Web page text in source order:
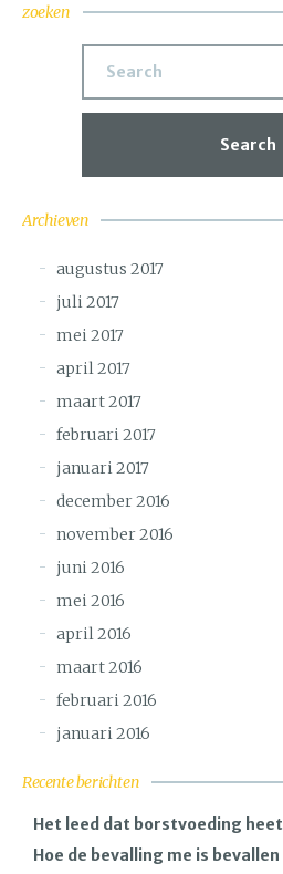
zoeken
Search
Archieven
augustus 2017
juli 2017
mei 2017
april 2017
maart 2017
februari 2017
januari 2017
december 2016
november 2016
juni 2016
mei 2016
april 2016
maart 2016
februari 2016
januari 2016
Recente berichten
Het leed dat borstvoeding heet
Hoe de bevalling me is bevallen